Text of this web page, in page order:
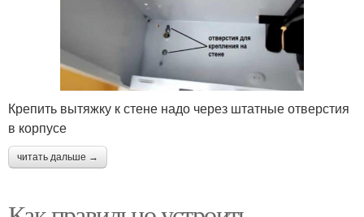
Крепить вытяжку к стене надо через штатные отверстия
в корпусе
читать дальше →